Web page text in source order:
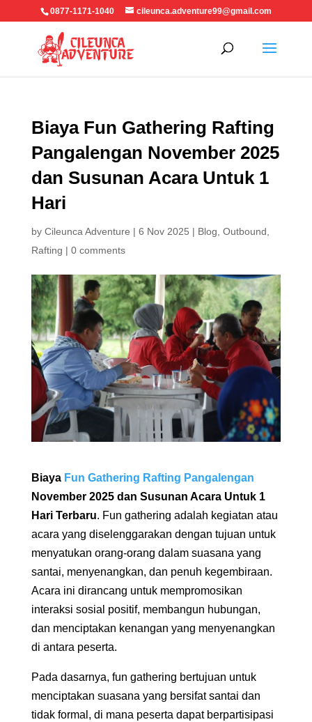
0877-1171-1040 cileunca.adventure99@gmail.com
Biaya Fun Gathering Rafting
Pangalengan November 2025
dan Susunan Acara Untuk 1
Hari
by Cileunca Adventure | 6 Nov 2025 | Blog Outbound
Rafting | 0 comments
Biaya Fun Gathering Rafting Pangalengan
November 2025 dan Susunan Acara Untuk 1
Hari Terbaru. Fun gathering adalah kegiatan atau
acara yang diselenggarakan dengan tujuan untuk
menyatukan orang-orang dalam suasana yang
santai, menyenangkan, dan penuh kegembiraan.
Acara ini dirancang untuk mempromosikan
interaksi sosial positif, membangun hubungan,
dan menciptakan kenangan yang menyenangkan
di antara peserta.
Pada dasarnya, fun gathering bertujuan untuk
menciptakan suasana yang bersifat santai dan
tidak formal, di mana peserta dapat berpartisipasi